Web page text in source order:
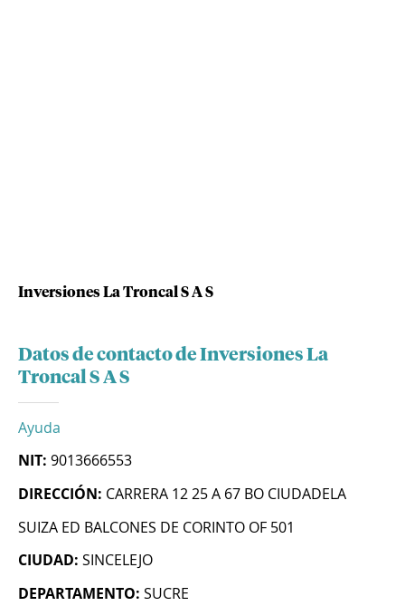
Inversiones La Troncal S A S
Datos de contacto de Inversiones La
Troncal S A S
Ayuda
NIT: 9013666553
DIRECCIÓN: CARRERA 12 25 A 67 BO CIUDADELA
SUIZA ED BALCONES DE CORINTO OF 501
CIUDAD: SINCELEJO
DEPARTAMENTO: SUCRE